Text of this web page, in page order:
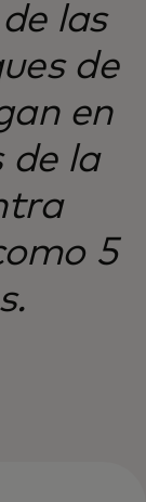
las
de
en
de la
5